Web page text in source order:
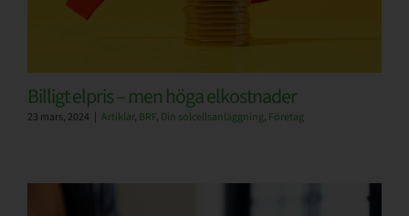
Billigt elpris – men höga elkostnader
23 mars, 2024 | Artiklar, BRF, Din solcellsanläggning, Företag